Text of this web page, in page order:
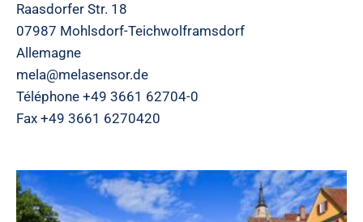
Raasdorfer Str. 18
07987 Mohlsdorf-Teichwolframsdorf
Allemagne
mela@melasensor.de
Téléphone +49 3661 62704-0
Fax +49 3661 6270420